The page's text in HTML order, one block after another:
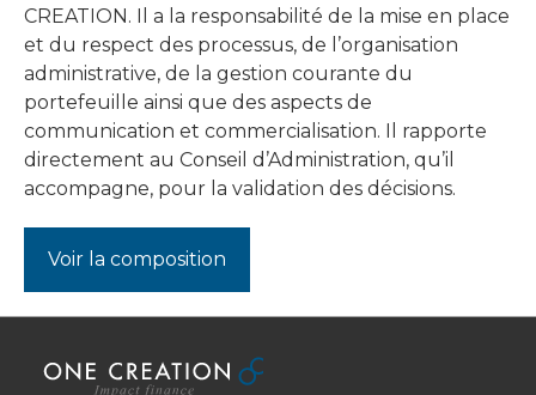
CREATION. Il a la responsabilité de la mise en place
et du respect des processus, de l’organisation
administrative, de la gestion courante du
portefeuille ainsi que des aspects de
communication et commercialisation. Il rapporte
directement au Conseil d’Administration, qu’il
accompagne, pour la validation des décisions.
Voir la composition